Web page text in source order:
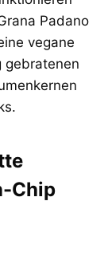
Padano
vegane
gebratenen
Chip